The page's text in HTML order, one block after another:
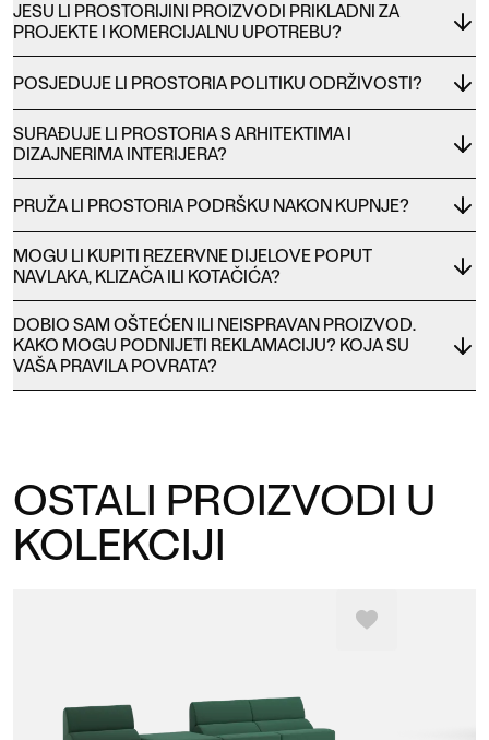
JESU LI PROSTORIJINI PROIZVODI PRIKLADNI ZA
PROJEKTE I KOMERCIJALNU UPOTREBU?
POSJEDUJE LI PROSTORIA POLITIKU ODRŽIVOSTI?
SURAĐUJE LI PROSTORIA S ARHITEKTIMA I
DIZAJNERIMA INTERIJERA?
PRUŽA LI PROSTORIA PODRŠKU NAKON KUPNJE?
MOGU LI KUPITI REZERVNE DIJELOVE POPUT
NAVLAKA, KLIZAČA ILI KOTAČIĆA?
DOBIO SAM OŠTEĆEN ILI NEISPRAVAN PROIZVOD.
KAKO MOGU PODNIJETI REKLAMACIJU? KOJA SU
VAŠA PRAVILA POVRATA?
OSTALI PROIZVODI U
KOLEKCIJI